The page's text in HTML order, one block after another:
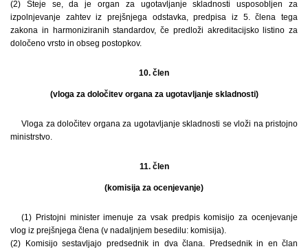
(2) Šteje se, da je organ za ugotavljanje skladnosti usposobljen za
izpolnjevanje zahtev iz prejšnjega odstavka, predpisa iz 5. člena tega
zakona in harmoniziranih standardov, če predloži akreditacijsko listino za
določeno vrsto in obseg postopkov.
10. člen
(vloga za določitev organa za ugotavljanje skladnosti)
Vloga za določitev organa za ugotavljanje skladnosti se vloži na pristojno
ministrstvo.
11. člen
(komisija za ocenjevanje)
(1) Pristojni minister imenuje za vsak predpis komisijo za ocenjevanje
vlog iz prejšnjega člena (v nadaljnjem besedilu: komisija).
(2) Komisijo sestavljajo predsednik in dva člana. Predsednik in en član